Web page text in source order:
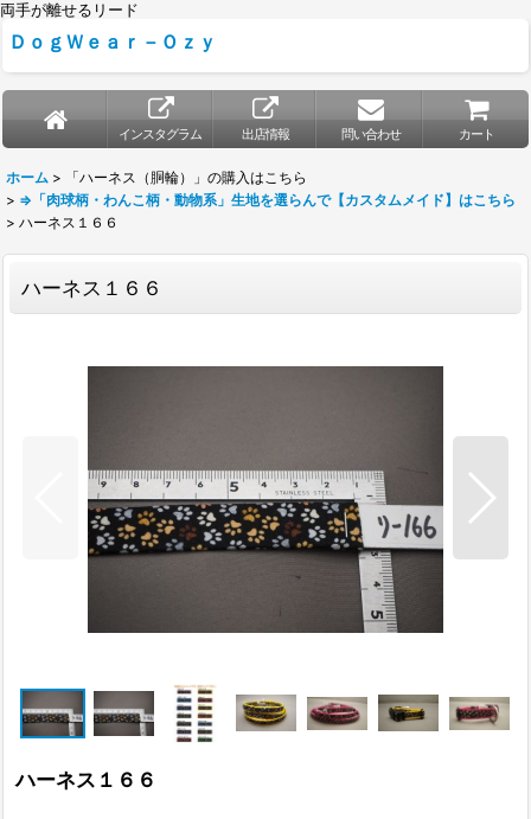
両手が離せるリード
ＤｏｇＷｅａｒ－Ｏｚｙ
インスタグラム 出店情報 問い合わせ カート
ホーム >
「ハーネス（胴輪）」の購入はこちら
> ⇒「肉球柄・わんこ柄・動物系」生地を選らんで【カスタムメイド】はこちら
> ハーネス１６６
ハーネス１６６
ハーネス１６６